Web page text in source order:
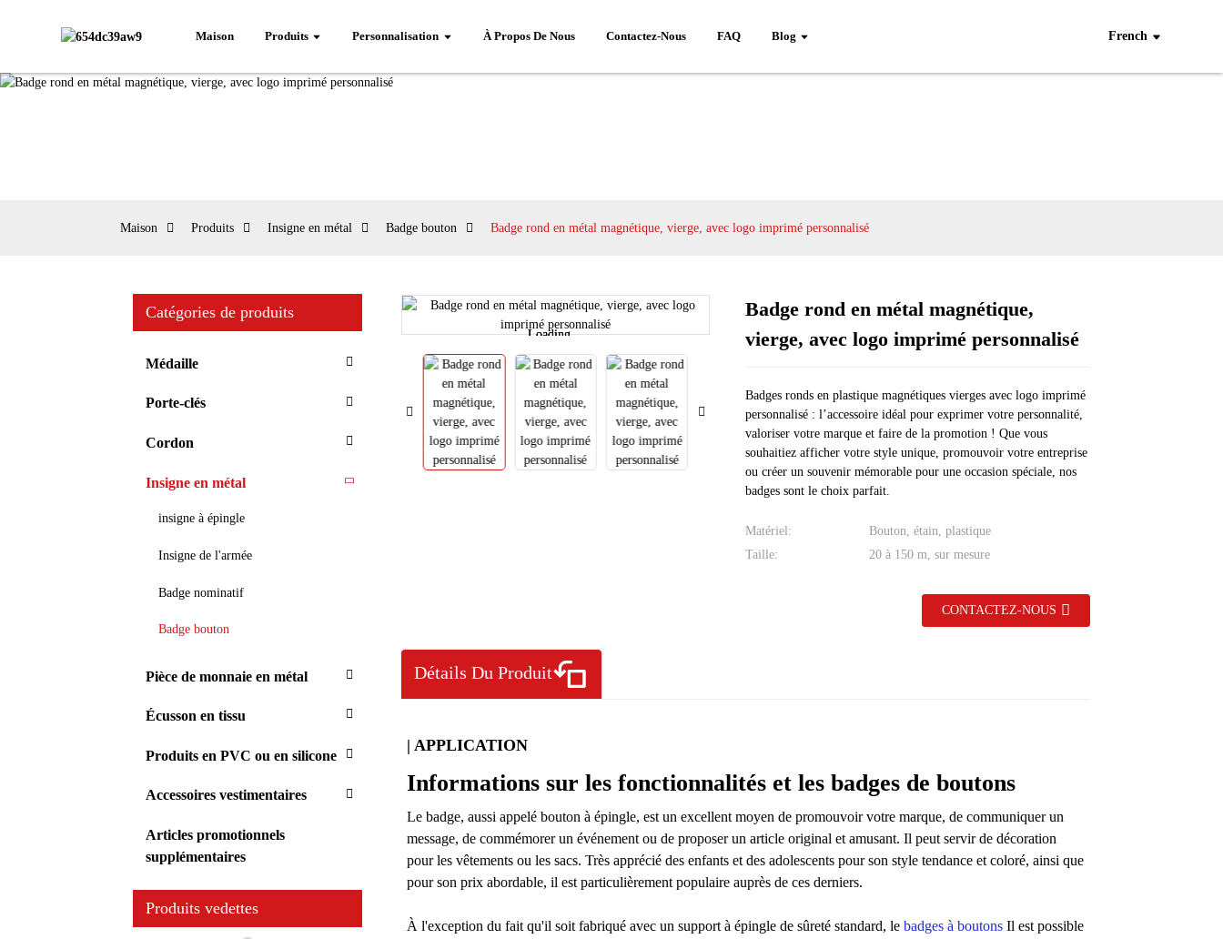
Maison Produits Personnalisation À Propos De Nous Contactez-Nous FAQ Blog French
Maison Produits Insigne en métal Badge bouton Badge rond en métal magnétique, vierge, avec logo imprimé personnalisé
Catégories de produits
Médaille
Porte-clés
Cordon
Insigne en métal
insigne à épingle
Insigne de l'armée
Badge nominatif
Badge bouton
Pièce de monnaie en métal
Écusson en tissu
Produits en PVC ou en silicone
Accessoires vestimentaires
Articles promotionnels
supplémentaires
Produits vedettes
Loading...
Loading... Loading...
Loading... Loading...
Loading...
Badge rond en métal magnétique,
vierge, avec logo imprimé personnalisé
Badges ronds en plastique magnétiques vierges avec logo imprimé
personnalisé : l’accessoire idéal pour exprimer votre personnalité,
valoriser votre marque et faire de la promotion ! Que vous
souhaitiez afficher votre style unique, promouvoir votre entreprise
ou créer un souvenir mémorable pour une occasion spéciale, nos
badges sont le choix parfait.
Matériel:
Bouton, étain, plastique
Taille:
20 à 150 m, sur mesure
CONTACTEZ-NOUS
Détails Du Produit
| APPLICATION
Informations sur les fonctionnalités et les badges de boutons
Le badge, aussi appelé bouton à épingle, est un excellent moyen de promouvoir votre marque, de communiquer un
message, de commémorer un événement ou de proposer un article original et amusant. Il peut servir de décoration
pour les vêtements ou les sacs. Très apprécié des enfants et des adolescents pour son style tendance et coloré, ainsi que
pour son prix abordable, il est particulièrement populaire auprès de ces derniers.
À l'exception du fait qu'il soit fabriqué avec un support à épingle de sûreté standard, le badges à boutons Il est possible